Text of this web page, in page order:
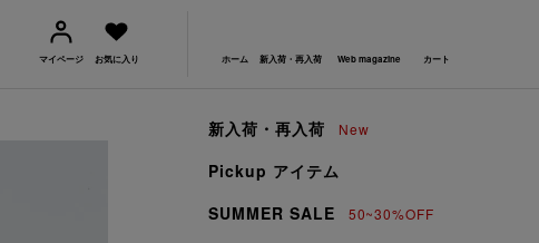
マイページ お気に入り ホーム 新入荷・再入荷 Web magazine カート
新入荷・再入荷 New
Pickup アイテム
SUMMER SALE
50~30%OFF